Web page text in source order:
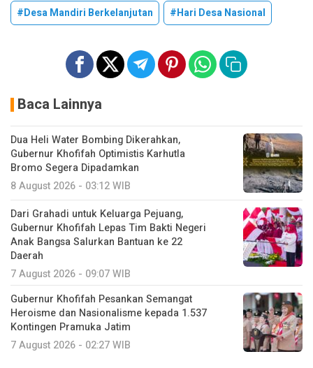
#Desa Mandiri Berkelanjutan #Hari Desa Nasional
Baca Lainnya
Dua Heli Water Bombing Dikerahkan,
Gubernur Khofifah Optimistis Karhutla
Bromo Segera Dipadamkan
8 August 2026 - 03:12 WIB
Dari Grahadi untuk Keluarga Pejuang,
Gubernur Khofifah Lepas Tim Bakti Negeri
Anak Bangsa Salurkan Bantuan ke 22
Daerah
7 August 2026 - 09:07 WIB
Gubernur Khofifah Pesankan Semangat
Heroisme dan Nasionalisme kepada 1.537
Kontingen Pramuka Jatim
7 August 2026 - 02:27 WIB